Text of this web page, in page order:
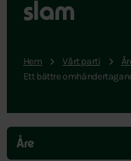
slam
Hem Vårt parti
Ett bättre
Hoppa
över
menyn
Åre